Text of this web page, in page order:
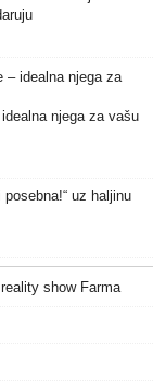
njega za vašu
posebna!“ uz haljinu
show Farma